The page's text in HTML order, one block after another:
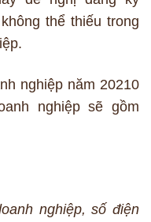
thể thiếu trong
nghiệp năm 20210
nghiệp sẽ gồm
nghiệp, số điện